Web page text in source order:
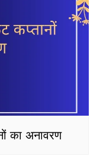
का अनावरण